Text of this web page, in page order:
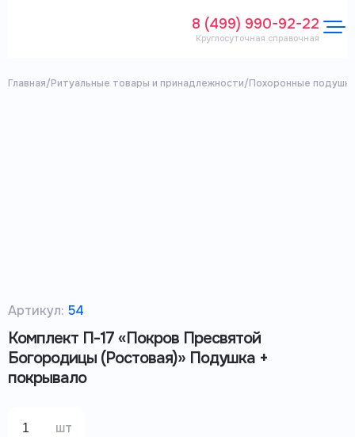
8 (499) 990-92-22
Круглосуточная справочная
Главная/Ритуальные товары и принадлежности/Похоронные
Артикул: 54
Комплект П-17 «Покров Пресвятой
Богородицы (Ростовая)» Подушка +
покрывало
шт